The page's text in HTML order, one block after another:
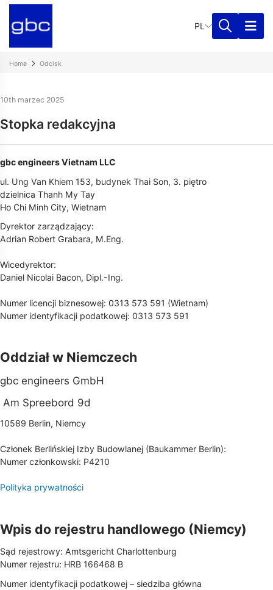
PL
Home Odcisk
10th marzec 2025
Stopka redakcyjna
gbc engineers Vietnam LLC
ul. Ung Van Khiem 153, budynek Thai Son, 3. piętro
dzielnica Thanh My Tay
Ho Chi Minh City, Wietnam
Dyrektor zarządzający:
Adrian Robert Grabara, M.Eng.
Wicedyrektor:
Daniel Nicolai Bacon, Dipl.-Ing.
Numer licencji biznesowej: 0313 573 591 (Wietnam)
Numer identyfikacji podatkowej: 0313 573 591
Oddział w Niemczech
gbc engineers GmbH
Am Spreebord 9d
10589 Berlin, Niemcy
Członek Berlińskiej Izby Budowlanej (Baukammer Berlin):
Numer członkowski: P4210
Polityka prywatności
Wpis do rejestru handlowego (Niemcy)
Sąd rejestrowy: Amtsgericht Charlottenburg
Numer rejestru: HRB 166468 B
Numer identyfikacji podatkowej – siedziba główna